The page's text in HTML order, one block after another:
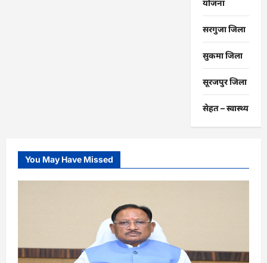
योजना
सरगुजा जिला
सुकमा जिला
सूरजपुर जिला
सेहत – स्‍वास्‍थ्‍य
You May Have Missed